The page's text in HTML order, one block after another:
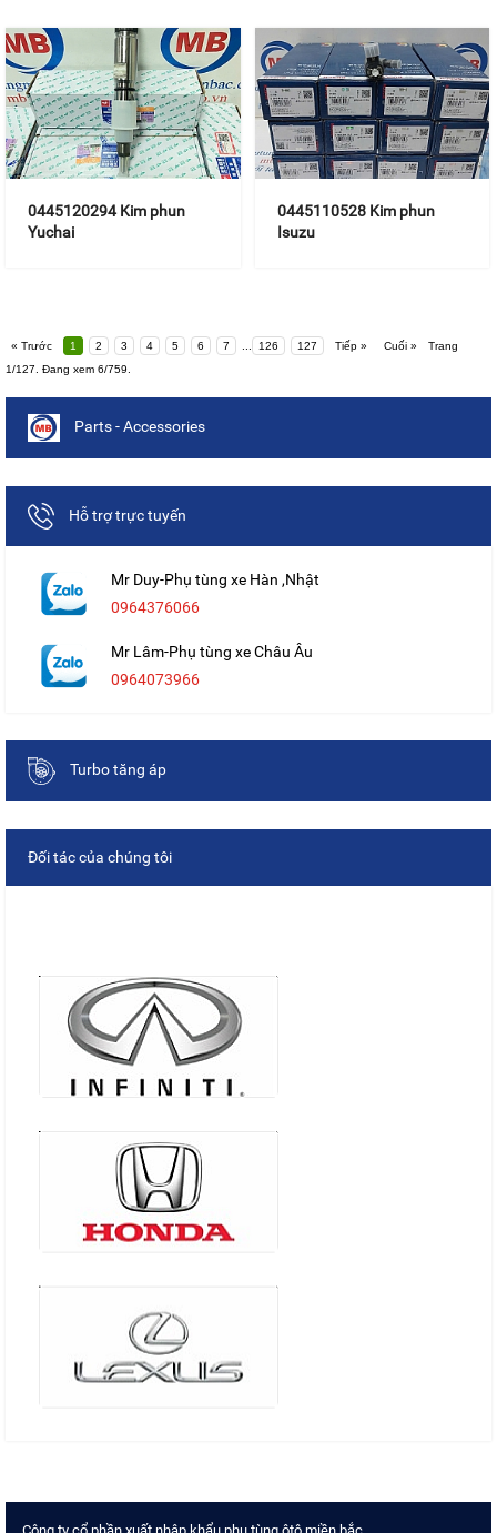
0445120294 Kim phun
Yuchai
0445110528 Kim phun
Isuzu
« Trước 1 2 3 4 5 6 7 126 127 Tiếp » Cuối »
Trang
1/127. Đang xem 6/759.
Parts - Accessories
Hỗ trợ trực tuyến
Mr Duy-Phụ tùng xe Hàn ,Nhật
0964376066
Mr Lâm-Phụ tùng xe Châu Âu
0964073966
Turbo tăng áp
Đối tác của chúng tôi